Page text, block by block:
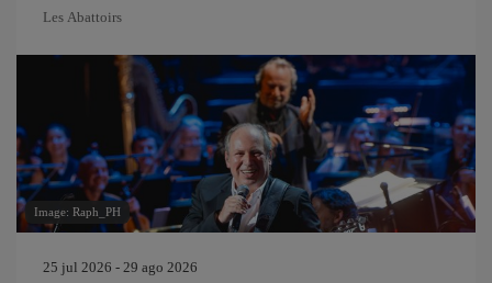
Les Abattoirs
Image: Raph_PH
25 jul 2026 - 29 ago 2026